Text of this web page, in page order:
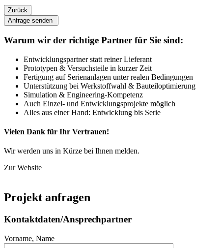
Zurück
Anfrage senden
Warum wir der richtige Partner für Sie sind:
Entwicklungspartner statt reiner Lieferant
Prototypen & Versuchsteile in kurzer Zeit
Fertigung auf Serienanlagen unter realen Bedingungen
Unterstützung bei Werkstoffwahl & Bauteiloptimierung
Simulation & Engineering-Kompetenz
Auch Einzel- und Entwicklungsprojekte möglich
Alles aus einer Hand: Entwicklung bis Serie
Vielen Dank für Ihr Vertrauen!
Wir werden uns in Kürze bei Ihnen melden.
Zur Website
Projekt anfragen
Kontaktdaten/Ansprechpartner
Vorname, Name